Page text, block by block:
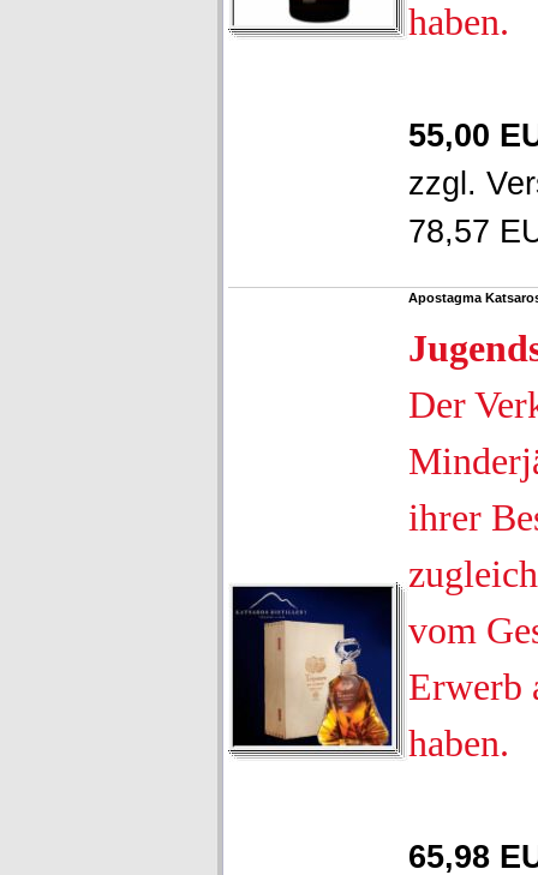
haben.
55,00
zzgl.
78,57
Apostagma
Der
ihrer
vom
Erwerb
haben.
65,98